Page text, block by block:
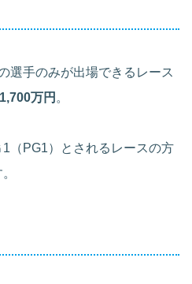
選手のみが出場できるレース
万円 。
（PG1）とされるレースの方